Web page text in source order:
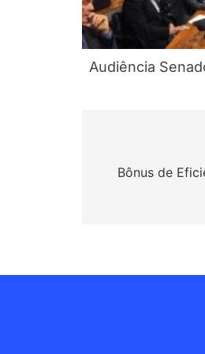
Audiência
deBônus de